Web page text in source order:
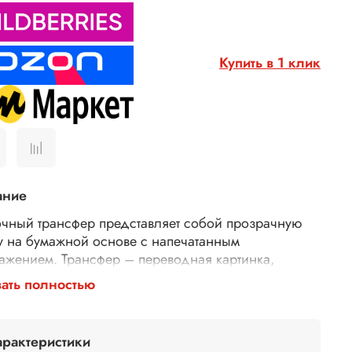
Купить в 1 клик
трансфер представляет собой прозрачную
на бумажной основе с напечатанным
Трансфер – переводная картинка,
с его помощью Ваше изделие приобретет
и уникальность. Трансферной бумагой
рисовые листы, бумагу для декупажа,
полностью